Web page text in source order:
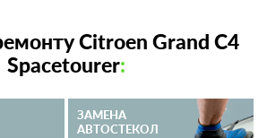
Citroen Grand C4
Spacetourer:
ЗАМЕНА
АВТОСТЕКОЛ